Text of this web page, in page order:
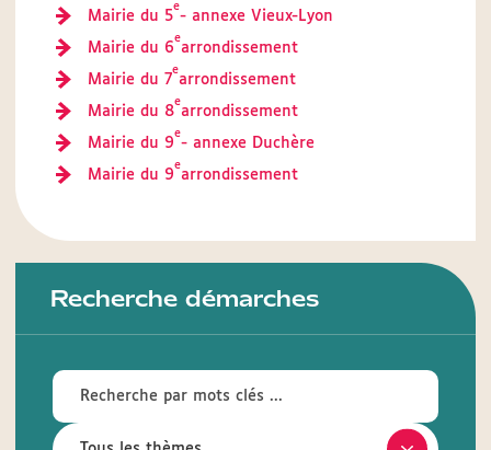
Mairie du 5
e
- annexe Vieux-Lyon
Mairie du 6
e
arrondissement
Mairie du 7
e
arrondissement
Mairie du 8
e
arrondissement
Mairie du 9
e
- annexe Duchère
Mairie du 9
e
arrondissement
Recherche démarches